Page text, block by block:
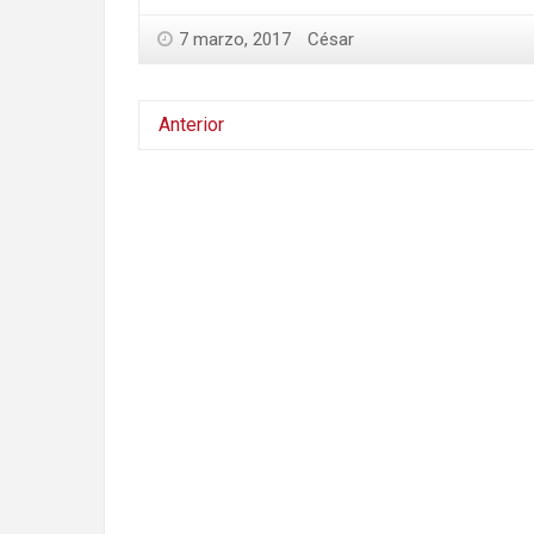
7 marzo, 2017 César
Anterior